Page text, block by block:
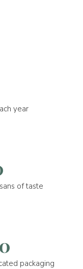
year
of taste
packaging